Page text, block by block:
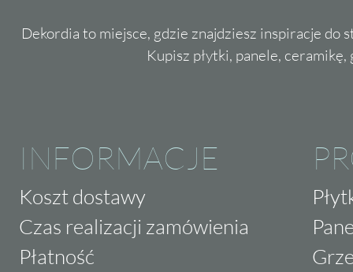
Dekordia to miejsce, gdzie znajdziesz inspiracje do
Kupisz płytki, panele,
INFORMACJE
Koszt dostawy
Czas realizacji zamówienia
Płatność